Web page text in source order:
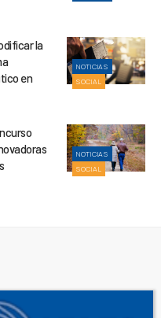
NOTICIAS
SOCIAL
la
en
NOTICIAS
SOCIAL